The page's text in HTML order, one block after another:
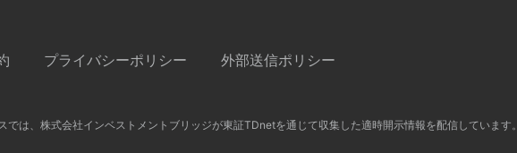
プライバシーポリシー 外部送信ポリシー
では、株式会社インベストメントブリッジが東証TDnetを通じて収集した適時開示情報を配信しています。